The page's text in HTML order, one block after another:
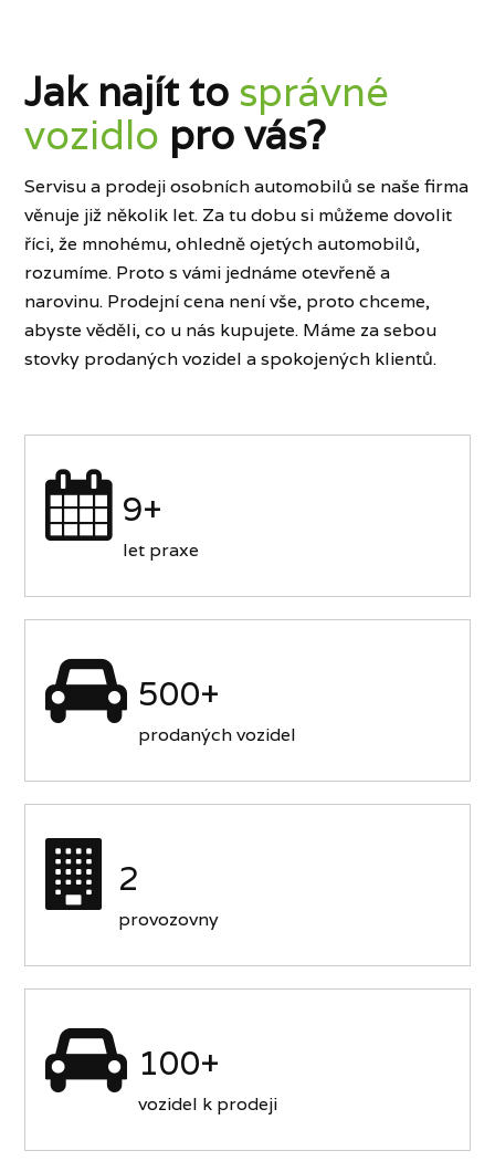
Jak najít to správné
vozidlo pro vás?
Servisu a prodeji osobních automobilů se naše firma
věnuje již několik let. Za tu dobu si můžeme dovolit
říci, že mnohému, ohledně ojetých automobilů,
rozumíme. Proto s vámi jednáme otevřeně a
narovinu. Prodejní cena není vše, proto chceme,
abyste věděli, co u nás kupujete. Máme za sebou
stovky prodaných vozidel a spokojených klientů.
9+
let praxe
500+
prodaných vozidel
2
provozovny
100+
vozidel k prodeji